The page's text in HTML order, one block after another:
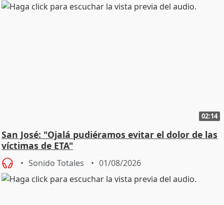
02:14
San José: "Ojalá pudiéramos evitar el dolor de las
víctimas de ETA"
Sonido Totales 01/08/2026